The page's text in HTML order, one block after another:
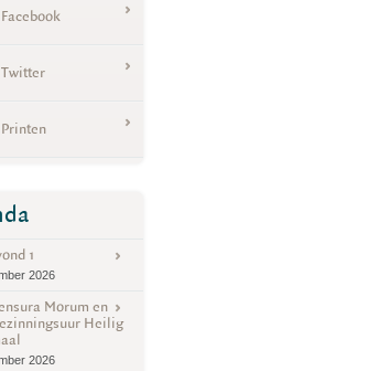
Facebook
Twitter
Printen
1
2026
Morum en
Heilig
2026